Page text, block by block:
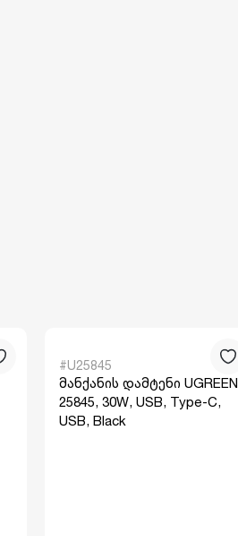
#U25845
მანქანის დამტენი UGREEN
25845, 30W, USB, Type-C,
USB, Black